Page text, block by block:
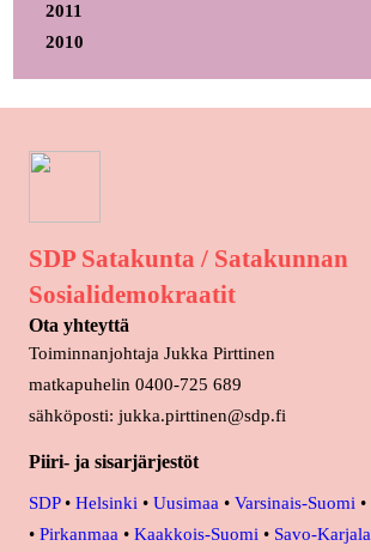
2011
2010
SDP Satakunta / Satakunnan
Sosialidemokraatit
Ota yhteyttä
Toiminnanjohtaja Jukka Pirttinen
matkapuhelin 0400-725 689
sähköposti: jukka.pirttinen@sdp.fi
Piiri- ja sisarjärjestöt
SDP• Helsinki • Uusimaa • Varsinais-Suomi •
• Pirkanmaa • Kaakkois-Suomi • Savo-Karjala